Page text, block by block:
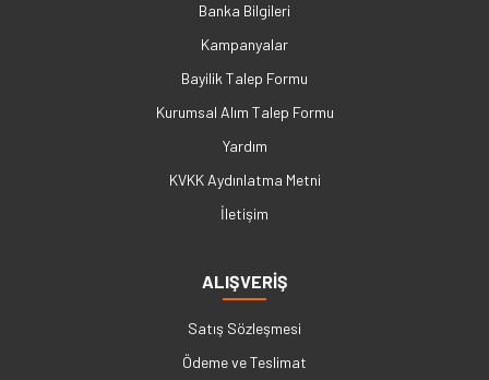
Banka Bilgileri
Kampanyalar
Bayilik Talep Formu
Kurumsal Alım Talep Formu
Yardım
KVKK Aydınlatma Metni
İletişim
ALIŞVERİŞ
Satış Sözleşmesi
Ödeme ve Teslimat